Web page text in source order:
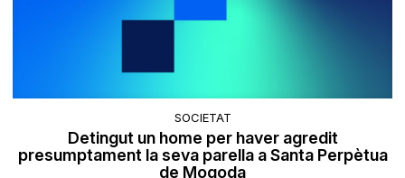
SOCIETAT
​Detingut un home per haver agredit
presumptament la seva parella a Santa Perpètua
de Mogoda